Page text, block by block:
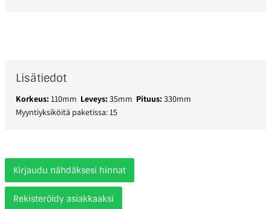
Lisätiedot
Korkeus:110mm Leveys:35mm Pituus:330mm
Myyntiyksiköitä paketissa: 15
Kirjaudu nähdäksesi hinnat
Rekisteröidy asiakkaaksi